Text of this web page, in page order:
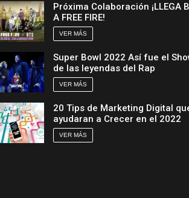
Próxima Colaboración ¡LLEGA
A FREE FIRE!
VER MÁS
Super Bowl 2022 Así fue el
de las leyendas del Rap
VER MÁS
20 Tips de Marketing Digital
ayudaran a Crecer en el 2022
VER MÁS